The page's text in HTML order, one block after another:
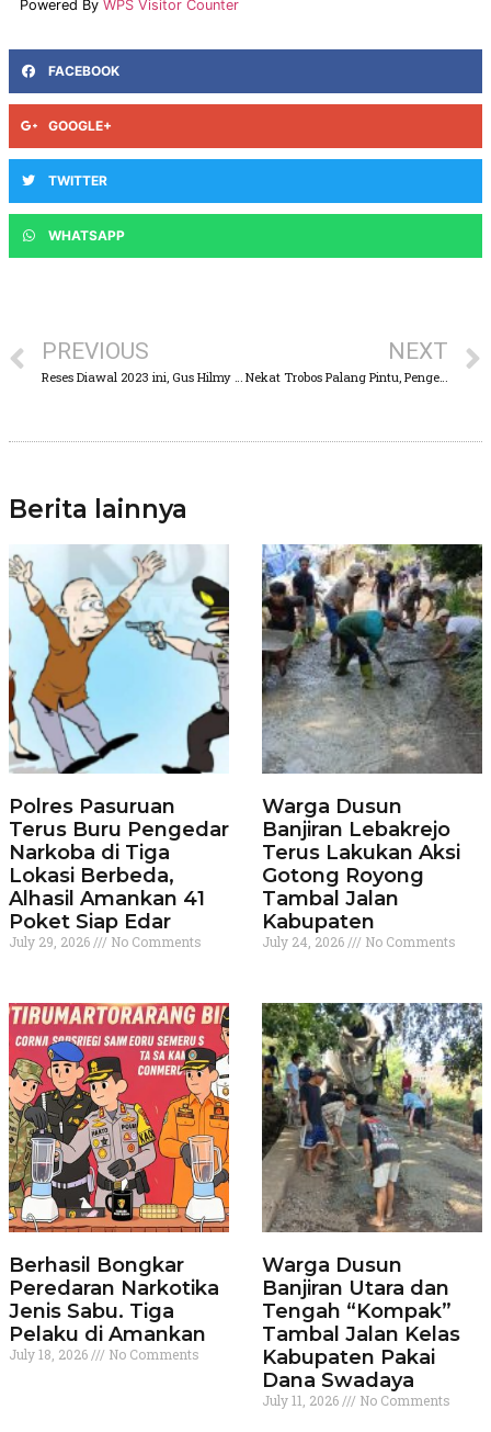
Powered By WPS Visitor Counter
FACEBOOK
GOOGLE+
TWITTER
WHATSAPP
PREVIOUS
Reses Diawal 2023 ini, Gus Hilmy Fokus Permodalan Pelaku UMKM
NEXT
Nekat Trobos Palang Pintu, Pengendara Motor Tersambar Kereta Api Komuter
Berita lainnya
Polres Pasuruan
Terus Buru Pengedar
Narkoba di Tiga
Lokasi Berbeda,
Alhasil Amankan 41
Poket Siap Edar
July 29, 2026 No Comments
Warga Dusun
Banjiran Lebakrejo
Terus Lakukan Aksi
Gotong Royong
Tambal Jalan
Kabupaten
July 24, 2026 No Comments
Berhasil Bongkar
Peredaran Narkotika
Jenis Sabu. Tiga
Pelaku di Amankan
July 18, 2026 No Comments
Warga Dusun
Banjiran Utara dan
Tengah “Kompak”
Tambal Jalan Kelas
Kabupaten Pakai
Dana Swadaya
July 11, 2026 No Comments